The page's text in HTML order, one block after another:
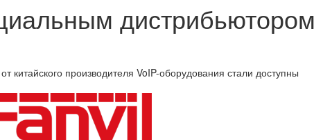
дистрибьютором
китайского производителя VoIP-оборудования стали доступны